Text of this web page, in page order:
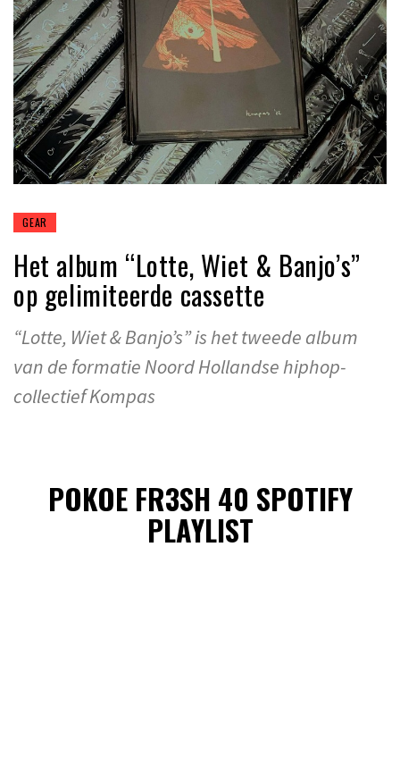
GEAR
Het album “Lotte, Wiet & Banjo’s”
op gelimiteerde cassette
“Lotte, Wiet & Banjo’s” is het tweede album
van de formatie Noord Hollandse hiphop-
collectief Kompas
POKOE FR3SH 40 SPOTIFY
PLAYLIST